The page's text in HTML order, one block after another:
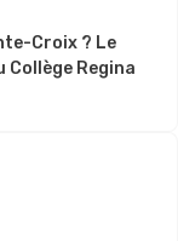
Croix ? Le
Regina